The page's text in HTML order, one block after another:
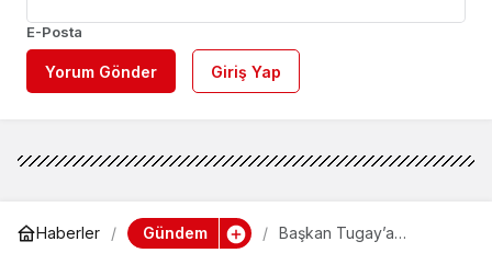
E-Posta
Yorum Gönder Giriş Yap
Haberler Gündem
Başkan Tugay’a